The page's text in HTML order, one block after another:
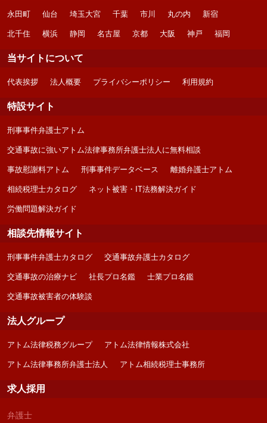
永田町 仙台 埼玉大宮 千葉 市川 丸の内 新宿
北千住 横浜 静岡 名古屋 京都 大阪 神戸 福岡
当サイトについて
代表挨拶 法人概要 プライバシーポリシー 利用規約
特設サイト
刑事事件弁護士アトム
交通事故に強いアトム法律事務所弁護士法人に無料相談
事故慰謝料アトム 刑事事件データベース 離婚弁護士アトム
相続税理士カタログ ネット被害・IT法務解決ガイド
労働問題解決ガイド
相談先情報サイト
刑事事件弁護士カタログ 交通事故弁護士カタログ
交通事故の治療ナビ 社長プロ名鑑 士業プロ名鑑
交通事故被害者の体験談
法人グループ
アトム法律税務グループ アトム法律情報株式会社
アトム法律事務所弁護士法人 アトム相続税理士事務所
求人採用
弁護士